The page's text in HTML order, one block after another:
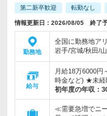
第二新卒歓迎 転勤なし
情報更新日：2026/08/05 終了
勤務地
全国に勤務地ア
岩手/宮城/秋田/
給与
月給18万6000円
時金など) ★未経
初年度の年収：
≪需要急増でニ